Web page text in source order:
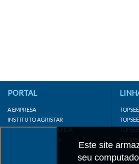
Este site
seu
PORTAL
A EMPRESA
INSTITUTO AGRISTAR
DISTRIBUIDOR/REVENDA
LINKS IMPORTANTES